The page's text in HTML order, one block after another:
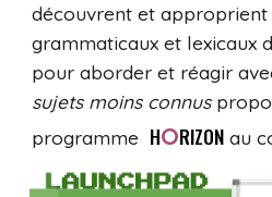
découvrent et approprient
grammaticaux et lexicaux
pour aborder et réagir
sujets moins connus
programme HORIZON au